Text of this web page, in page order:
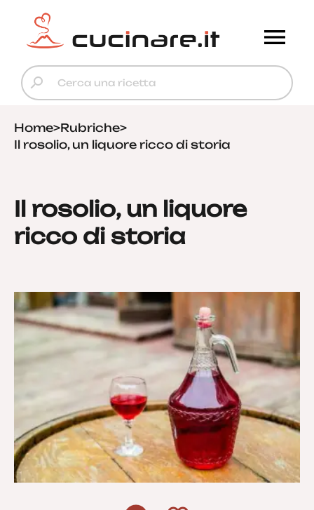
Home>Rubriche>
Il rosolio, un liquore ricco di storia
Il rosolio, un liquore
ricco di storia